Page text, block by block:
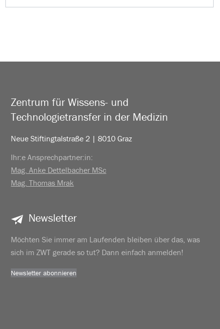
Zentrum für Wissens- und
Technologietransfer in der Medizin
Neue Stiftingtalstraße 2 | 8010 Graz
Ihr:e Ansprechpartner:in:
Mag. Anke Dettelbacher MSc
Mag. Thomas Mrak
Newsletter
Möchten Sie immer am Laufenden bleiben über das, was
sich im ZWT gerade so tut? Dann einfach anmelden!
Newsletter abonnieren